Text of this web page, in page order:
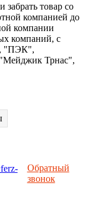
товар со
компанией до
компании
компаний, с
"ПЭК",
Трнас",
Обратный
звонок